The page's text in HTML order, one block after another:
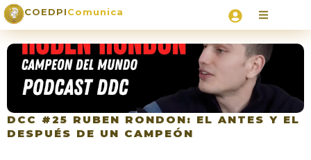
COEDPIComunica
DCC #25 RUBEN RONDON: EL ANTES Y EL
DESPUÉS DE UN CAMPEÓN